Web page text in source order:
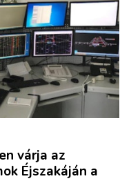
várja az
Éjszakáján a